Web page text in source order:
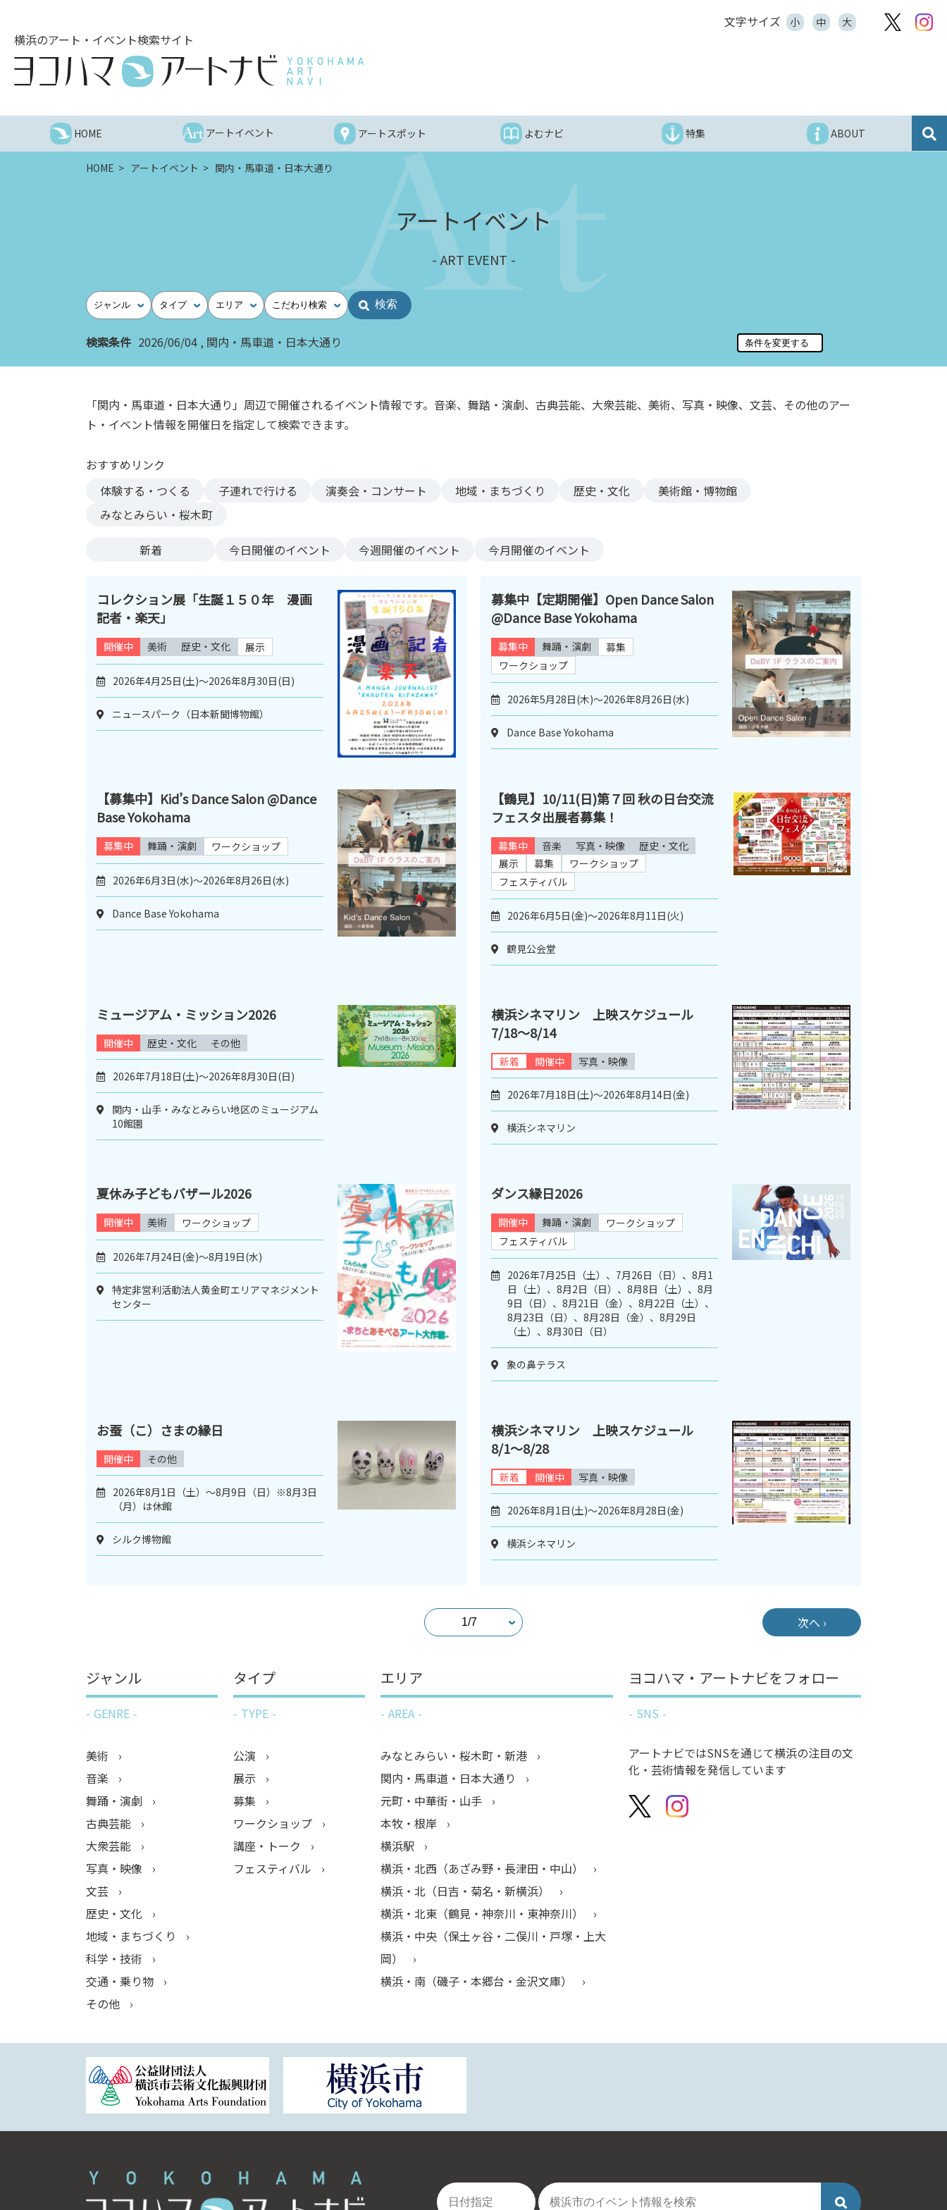
へ
文字サイズ 小 中 大
横浜のアート・イベント検索サイト
HOME アートイベント アートスポット よむナビ 特集 ABOUT
HOME アートイベント 関内・馬車道・日本大通り
アートイベント
ART EVENT
ジャンル タイプ エリア こだわり検索
検索条件 2026/06/04 関内・馬車道・日本大通り
「関内・馬車道・日本大通り」周辺で開催されるイベント情報です。音楽、舞踏・演劇、古典芸能、大衆芸能、美術、写真・映像、文芸、その他のアー
ト・イベント情報を開催日を指定して検索できます。
おすすめリンク
体験する・つくる
子連れで行ける 演奏会・コンサート 地域・まちづくり 歴史・文化
美術館・博物館
みなとみらい・桜木町
新着 今日開催のイベント 今週開催のイベント 今月開催のイベント
コレクション展「生誕１５０年 漫画
記者・楽天」
開催中 美術 歴史・文化 展示
2026年4月25日(土)～2026年8月30日(日)
ニュースパーク（日本新聞博物館）
募集中【定期開催】Open Dance Salon
@Dance Base Yokohama
募集中 舞踊・演劇
募集
ワークショップ
2026年5月28日(木)～2026年8月26日(水)
Dance Base Yokohama
【募集中】Kid’s Dance Salon @Dance
Base Yokohama
募集中 舞踊・演劇 ワークショップ
2026年6月3日(水)～2026年8月26日(水)
Dance Base Yokohama
【鶴見】10/11(日)第７回 秋の日台交流
フェスタ出展者募集！
募集中 音楽 写真・映像
歴史・文化
展示
募集
ワークショップ
フェスティバル
2026年6月5日(金)～2026年8月11日(火)
鶴見公会堂
ミュージアム・ミッション2026
開催中 歴史・文化 その他
2026年7月18日(土)～2026年8月30日(日)
関内・山手・みなとみらい地区のミュージアム
10館園
横浜シネマリン 上映スケジュール
7/18～8/14
新着 開催中 写真・映像
2026年7月18日(土)～2026年8月14日(金)
横浜シネマリン
夏休み子どもバザール2026
開催中 美術 ワークショップ
2026年7月24日(金)〜8月19日(水)
特定非営利活動法人黄金町エリアマネジメント
センター
ダンス縁日2026
開催中 舞踊・演劇
ワークショップ
フェスティバル
2026年7月25日（土）、7月26日（日）、8月1
日（土）、8月2日（日）、8月8日（土）、8月
9日（日）、8月21日（金）、8月22日（土）、
8月23日（日）、8月28日（金）、8月29日
（土）、8月30日（日）
象の鼻テラス
お蚕（こ）さまの縁日
開催中 その他
2026年8月1日（土）～8月9日（日）※8月3日
（月）は休館
シルク博物館
横浜シネマリン 上映スケジュール
8/1～8/28
新着 開催中 写真・映像
2026年8月1日(土)～2026年8月28日(金)
横浜シネマリン
次へ ›
ジャンル
GENRE
美術
音楽
舞踊・演劇
古典芸能
大衆芸能
写真・映像
文芸
歴史・文化
地域・まちづくり
科学・技術
交通・乗り物
その他
タイプ
TYPE
公演
展示
募集
ワークショップ
講座・トーク
フェスティバル
エリア
AREA
みなとみらい・桜木町・新港
関内・馬車道・日本大通り
元町・中華街・山手
本牧・根岸
横浜駅
横浜・北西（あざみ野・長津田・中山）
横浜・北（日吉・菊名・新横浜）
横浜・北東（鶴見・神奈川・東神奈川）
横浜・中央（保土ヶ谷・二俣川・戸塚・上大
岡）
横浜・南（磯子・本郷台・金沢文庫）
ヨコハマ・アートナビをフォロー
SNS
アートナビではSNSを通じて横浜の注目の文
化・芸術情報を発信しています